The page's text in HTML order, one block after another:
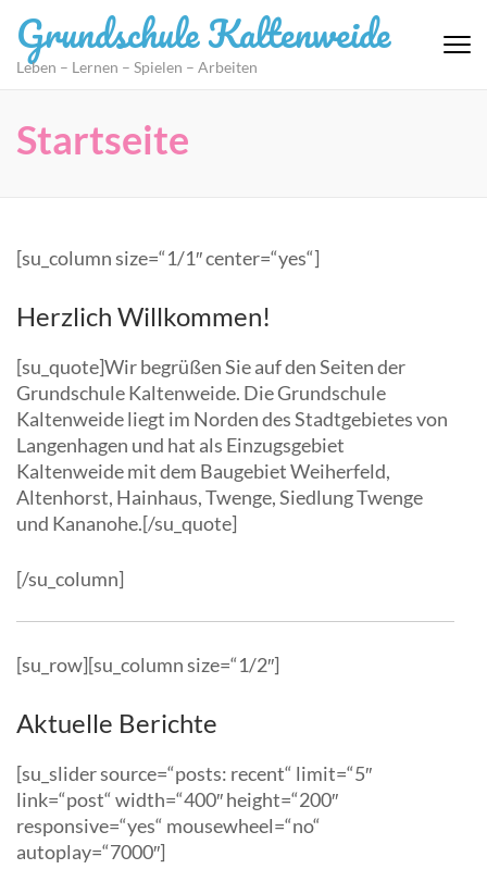
Inhalt
springen
Grundschule Kaltenweide
Leben – Lernen – Spielen – Arbeiten
Startseite
[su_column size=“1/1″ center=“yes“]
Herzlich Willkommen!
[su_quote]Wir begrüßen Sie auf den Seiten der
Grundschule Kaltenweide. Die Grundschule
Kaltenweide liegt im Norden des Stadtgebietes von
Langenhagen und hat als Einzugsgebiet
Kaltenweide mit dem Baugebiet Weiherfeld,
Altenhorst, Hainhaus, Twenge, Siedlung Twenge
und Kananohe.[/su_quote]
[/su_column]
[su_row][su_column size=“1/2″]
Aktuelle Berichte
[su_slider source=“posts: recent“ limit=“5″
link=“post“ width=“400″ height=“200″
responsive=“yes“ mousewheel=“no“
autoplay=“7000″]